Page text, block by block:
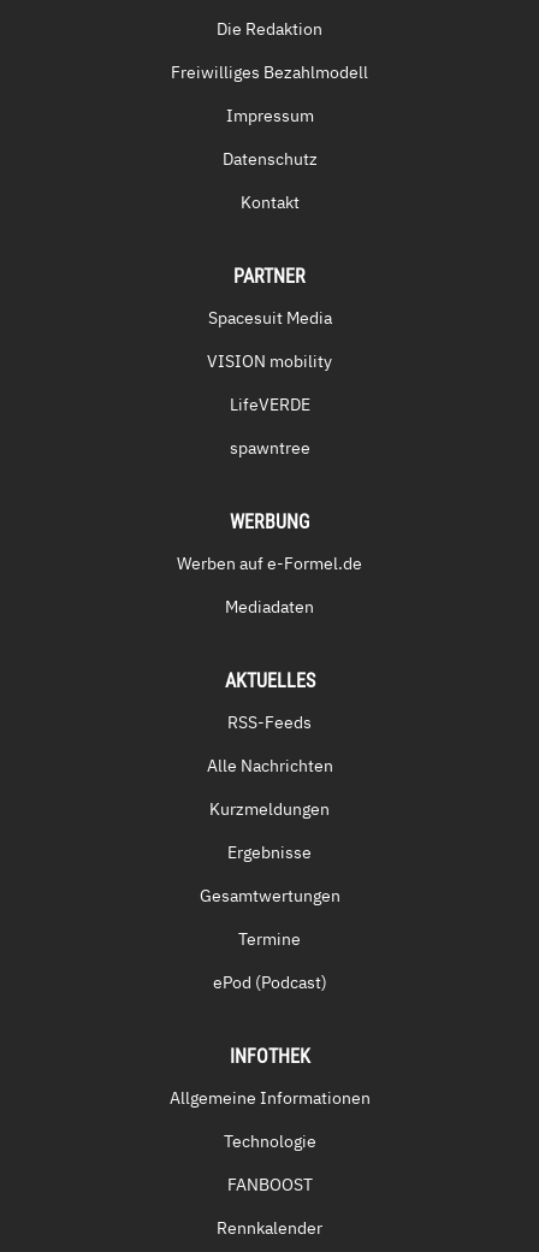
Die Redaktion
Freiwilliges Bezahlmodell
Impressum
Datenschutz
Kontakt
PARTNER
Spacesuit Media
VISION mobility
LifeVERDE
spawntree
WERBUNG
Werben auf e-Formel.de
Mediadaten
AKTUELLES
RSS-Feeds
Alle Nachrichten
Kurzmeldungen
Ergebnisse
Gesamtwertungen
Termine
ePod (Podcast)
INFOTHEK
Allgemeine Informationen
Technologie
FANBOOST
Rennkalender